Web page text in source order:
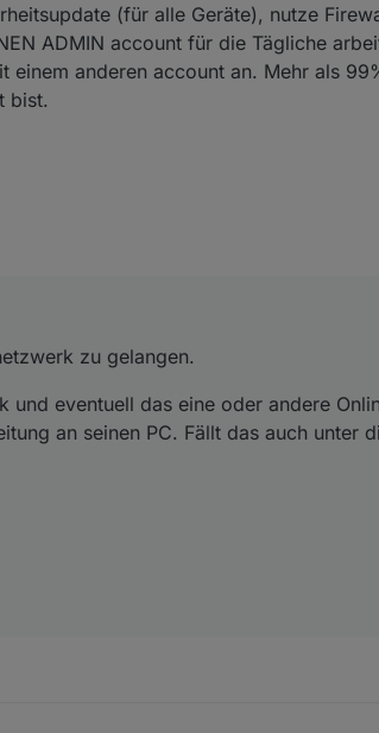
(für alle Geräte), nutze
ADMIN account für die Tägliche
einem anderen account an. Mehr als
bist.
zu gelangen.
eventuell das eine oder andere
an seinen PC. Fällt das auch unter